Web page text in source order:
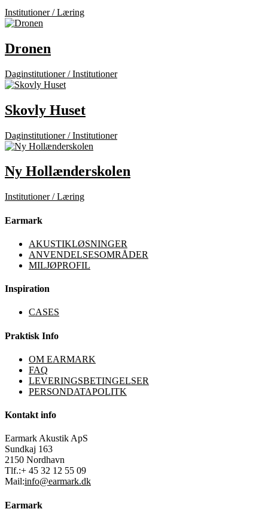
Institutioner / Læring
Dronen
Daginstitutioner / Institutioner
Skovly Huset
Daginstitutioner / Institutioner
Ny Hollænderskolen
Institutioner / Læring
Earmark
AKUSTIKLØSNINGER
ANVENDELSESOMRÅDER
MILJØPROFIL
Inspiration
CASES
Praktisk Info
OM EARMARK
FAQ
LEVERINGSBETINGELSER
PERSONDATAPOLITK
Kontakt info
Earmark Akustik ApS
Sundkaj 163
2150 Nordhavn
Tlf.:+ 45 32 12 55 09
Mail:info@earmark.dk
Earmark